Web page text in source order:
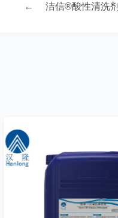
← 洁信®酸性清洗剂